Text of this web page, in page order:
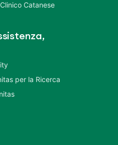
Catanese
per la Ricerca